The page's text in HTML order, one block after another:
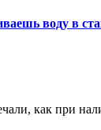
воду в
как при